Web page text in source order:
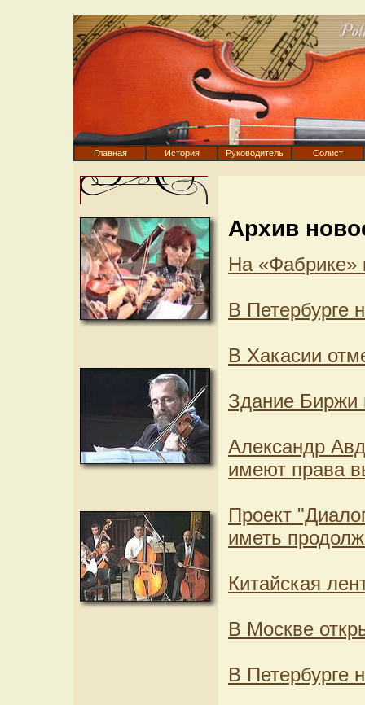
Главная История Руководитель Солист
Архив
На «Фабрике»
В Петербурге
В Хакасии
Здание Биржи
Александр
имеют права
Проект
иметь
Китайская
В Москве
В Петербурге